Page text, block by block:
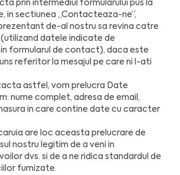
prin intermediul formularului pus la
in sectiunea „Contacteaza-ne”,
de-al nostru sa revina catre
datele indicate de
formularul de contact), daca este
referitor la mesajul pe care ni l-ati
astfel, vom prelucra Date
nume complet, adresa de email,
in care contine date cu caracter
are loc aceasta prelucrare de
nostru legitim de a veni in
dvs. si de a ne ridica standardul de
furnizate.